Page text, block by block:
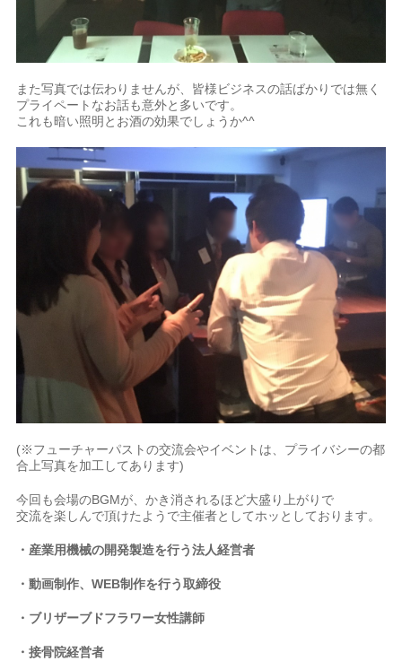
また写真では伝わりませんが、皆様ビジネスの話ばかりでは無く
プライペートなお話も意外と多いです。
これも暗い照明とお酒の効果でしょうか^^
(※フューチャーパストの交流会やイベントは、プライバシーの都
合上写真を加工してあります)
今回も会場のBGMが、かき消されるほど大盛り上がりで
交流を楽しんで頂けたようで主催者としてホッとしております。
・産業用機械の開発製造を行う法人経営者
・動画制作、WEB制作を行う取締役
・ブリザーブドフラワー女性講師
・接骨院経営者